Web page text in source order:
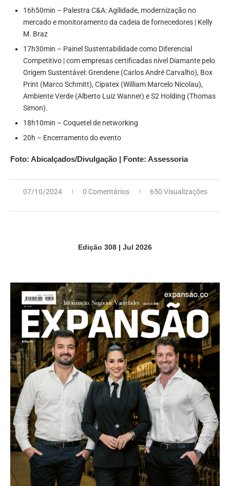
16h50min – Palestra C&A: Agilidade, modernização no
mercado e monitoramento da cadeia de fornecedores | Kelly
M. Braz
17h30min – Painel Sustentabilidade como Diferencial
Competitivo | com empresas certificadas nível Diamante pelo
Origem Sustentável: Grendene (Carlos André Carvalho), Box
Print (Marco Schmitt), Cipatex (William Marcelo Nicolau),
Ambiente Verde (Alberto Luiz Wanner) e S2 Holding (Thomas
Simon).
18h10min – Coquetel de networking
20h – Encerramento do evento
Foto: Abicalçados/Divulgação | Fonte: Assessoria
07/10/2024 0 Comentários 650 Visualizações
Edição 308 | Jul 2026